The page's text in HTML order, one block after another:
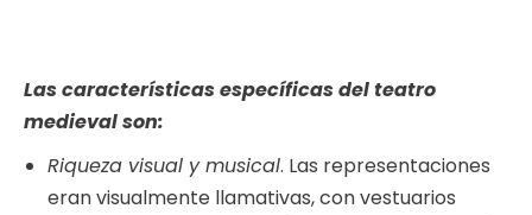
Las características específicas del teatro
medieval son:
Riqueza visual y musical. Las representaciones
eran visualmente llamativas, con vestuarios